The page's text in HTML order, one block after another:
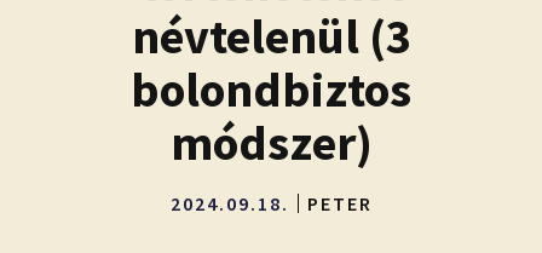
névtelenül (3
bolondbiztos
módszer)
2024.09.18. PETER